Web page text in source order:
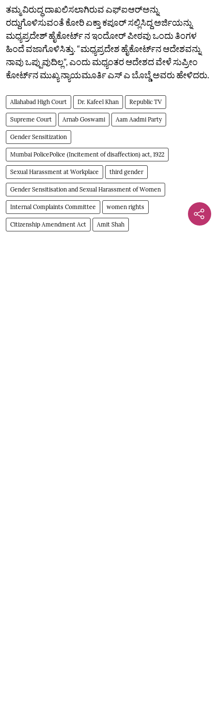
ತಮ್ಮ ವಿರುದ್ಧ ದಾಖಲಿಸಲಾಗಿರುವ ಎಫ್‌ಐಆರ್‌ಅನ್ನು
ರದ್ದುಗೊಳಿಸುವಂತೆ ಕೋರಿ ಏಕ್ತಾ ಕಪೂರ್‌ ಸಲ್ಲಿಸಿದ್ದ ಅರ್ಜಿಯನ್ನು
ಮಧ್ಯಪ್ರದೇಶ್‌ ಹೈಕೋರ್ಟ್‌ ನ ಇಂದೋರ್‌ ಪೀಠವು ಒಂದು ತಿಂಗಳ
ಹಿಂದೆ ವಜಾಗೊಳಿಸಿತ್ತು. “ಮಧ್ಯಪ್ರದೇಶ ಹೈಕೋರ್ಟ್‌ನ ಆದೇಶವನ್ನು
ನಾವು ಒಪ್ಪುವುದಿಲ್ಲ”, ಎಂದು ಮಧ್ಯಂತರ ಆದೇಶದ ವೇಳೆ ಸುಪ್ರೀಂ
ಕೋರ್ಟ್‌ನ ಮುಖ್ಯ ನ್ಯಾಯಮೂರ್ತಿ ಎಸ್‌ ಎ ಬೊಬ್ಡೆ ಅವರು ಹೇಳಿದರು. ‌
Allahabad High Court Dr. Kafeel Khan Republic TV
Supreme Court Arnab Goswami Aam Aadmi Party
Gender Sensitization
Mumbai PolicePolice (Incitement of disaffection) act, 1922
Sexual Harassment at Workplace third gender
Gender Sensitisation and Sexual Harassment of Women
Internal Complaints Committee women rights
Citizenship Amendment Act Amit Shah